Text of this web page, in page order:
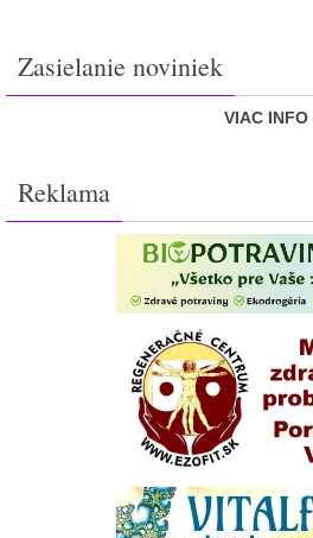
Zasielanie noviniek
VIAC INFO
Reklama